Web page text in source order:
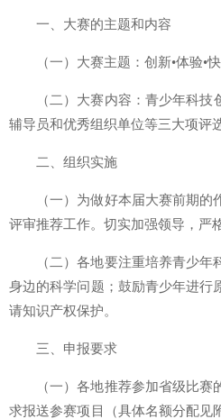
一、大赛的主题和内容
（一）大赛主题：创新•体验•
（二）大赛内容：青少年科
辅导员和优秀组织单位等三大项评
二、组织实施
（一）为做好本届大赛前期
评审推荐工作。切实加强领导，严
（二）各地要注重培养青少
身边的科学问题；鼓励青少年进行
请知识产权保护。
三、申报要求
（一）各地推荐参加省级比
求报送参赛项目（具体名额分配见